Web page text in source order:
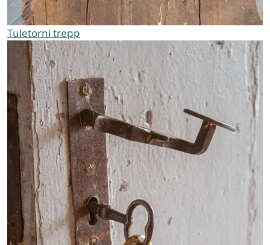
Tuletorni trepp